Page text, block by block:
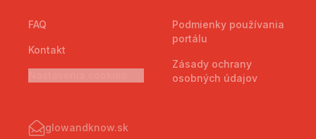
FAQ
Kontakt
Podmienky používania
portálu
Zásady ochrany
osobných údajov
glowandknow.sk